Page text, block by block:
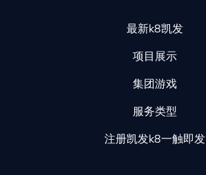
最新k8凯发
项目展示
集团游戏
服务类型
注册凯发k8一触即发